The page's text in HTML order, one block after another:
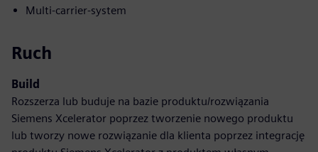
Multi-carrier-system
Ruch
Build
Rozszerza lub buduje na bazie produktu/rozwiązania
Siemens Xcelerator poprzez tworzenie nowego produktu
lub tworzy nowe rozwiązanie dla klienta poprzez integrację